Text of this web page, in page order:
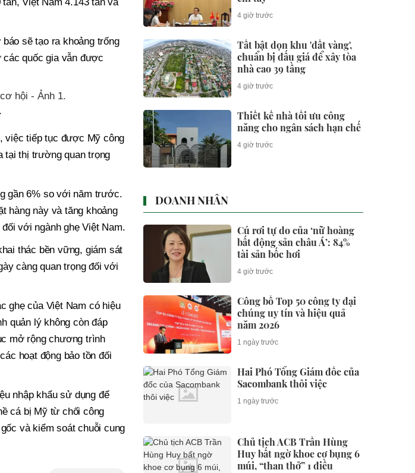
sẽ tạo ra khoảng trống
các quốc gia vẫn được
việc tiếp tục được Mỹ công
tại thị trường quan trọng
gần 6% so với năm trước.
hàng này và tăng khoảng
với ngành ghẹ Việt Nam.
thác bền vững, giám sát
càng quan trọng đối với
ghẹ của Việt Nam có hiệu
quản lý không còn đáp
mở rộng chương trình
hoạt động bảo tồn đối
nhập khẩu sử dụng để
cá bị Mỹ từ chối công
và kiểm soát chuỗi cung
4 giờ trước
Tất bật dọn khu 'đất vàng',
chuẩn bị đấu giá để xây tòa
nhà cao 39 tầng
4 giờ trước
Thiết kế nhà tối ưu công
năng cho ngân sách hạn chế
4 giờ trước
DOANH NHÂN
Cú rơi tự do của ‘nữ hoàng
bất động sản châu Á’: 84%
tài sản bốc hơi
4 giờ trước
Công bố Top 50 công ty đại
chúng uy tín và hiệu quả
năm 2026
1 ngày trước
Hai Phó Tổng Giám đốc của
Sacombank thôi việc
1 ngày trước
Chủ tịch ACB Trần Hùng
Huy bất ngờ khoe cơ bụng 6
múi, “than thở” 1 điều